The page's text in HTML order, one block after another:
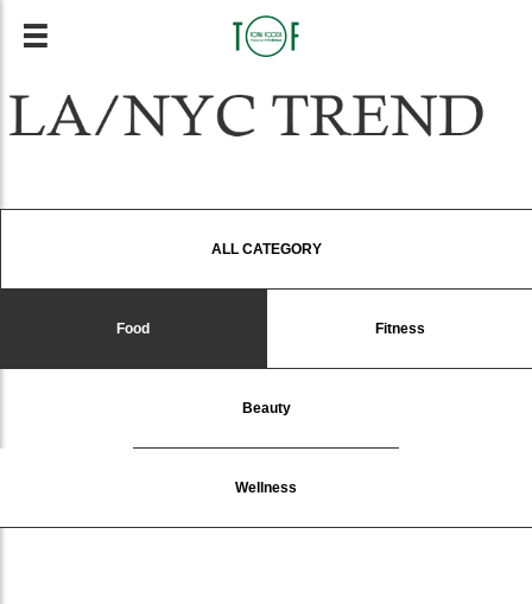
ALL CATEGORY
Food Fitness
Beauty
Wellness